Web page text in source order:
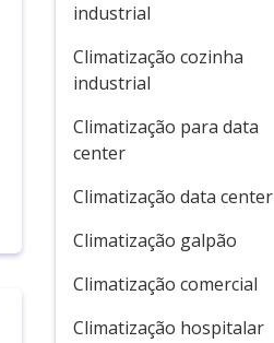
industrial
Climatização cozinha
industrial
Climatização para data
center
Climatização data center
Climatização galpão
Climatização comercial
Climatização hospitalar